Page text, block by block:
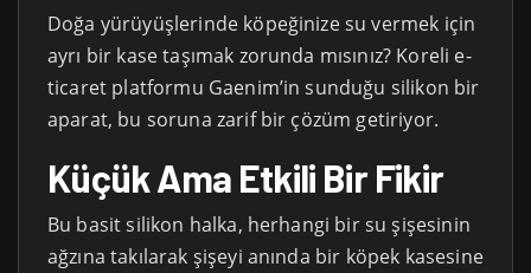
Doğa yürüyüşlerinde köpeğinize su vermek için
ayrı bir kase taşımak zorunda mısınız? Koreli e-
ticaret platformu Gaenim’in sunduğu silikon bir
aparat, bu soruna zarif bir çözüm getiriyor.
Küçük Ama Etkili Bir Fikir
Bu basit silikon halka, herhangi bir su şişesinin
ağzına takılarak şişeyi anında bir köpek kasesine